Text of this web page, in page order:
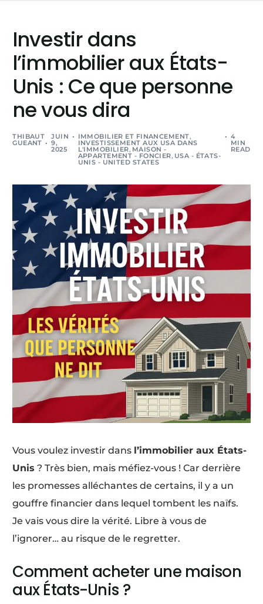
Investir dans
l’immobilier aux États-
Unis : Ce que personne
ne vous dira
THIBAUT
GUEANT
JUIN
9,
2025
IMMOBILIER ET FINANCEMENT,
INVESTISSEMENT AUX USA DANS
L'IMMOBILIER, MAISON -
APPARTEMENT - FONCIER, USA - ÉTATS-
UNIS - UNITED STATES
4
MIN
READ
Vous voulez investir dans l’immobilier aux États-
Unis ? Très bien, mais méfiez-vous ! Car derrière
les promesses alléchantes de certains, il y a un
gouffre financier dans lequel tombent les naïfs.
Je vais vous dire la vérité. Libre à vous de
l’ignorer… au risque de le regretter.
Comment acheter une maison
aux États-Unis ?